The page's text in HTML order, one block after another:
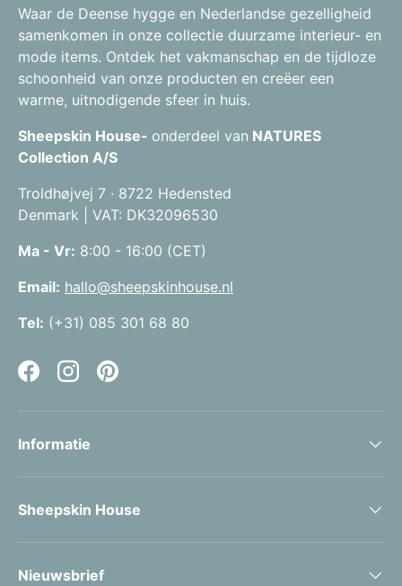
Waar de Deense hygge en Nederlandse gezelligheid
samenkomen in onze collectie duurzame interieur- en
mode items. Ontdek het vakmanschap en de tijdloze
schoonheid van onze producten en creëer een
warme, uitnodigende sfeer in huis.
Sheepskin House- onderdeel van NATURES
Collection A/S
Troldhøjvej 7 · 8722 Hedensted
Denmark | VAT: DK32096530
Ma - Vr: 8:00 - 16:00 (CET)
Email: hallo@sheepskinhouse.nl
Tel: (+31) 085 301 68 80
FacebookInstagramPinterest
Informatie
Sheepskin House
Nieuwsbrief